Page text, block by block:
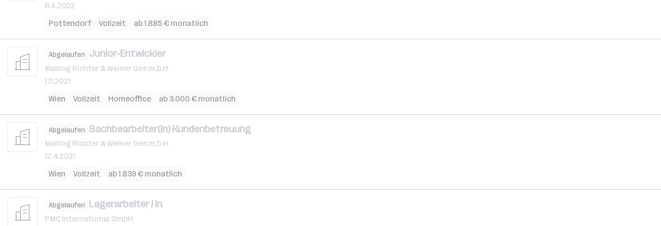
6.4.2022
Pottendorf
Vollzeit ab 1.885 € monatlich
Abgelaufen Junior-Entwickler
Maillog Richter & Weiner Ges.m.b.H.
1.11.2021
Wien
Vollzeit Homeoffice ab 3.000 € monatlich
Abgelaufen Sachbearbeiter(in) Kundenbetreuung
Maillog Richter & Weiner Ges.m.b.H.
12.4.2021
Wien
Vollzeit ab 1.839 € monatlich
Abgelaufen Lagerarbeiter / in
PMC International GmbH